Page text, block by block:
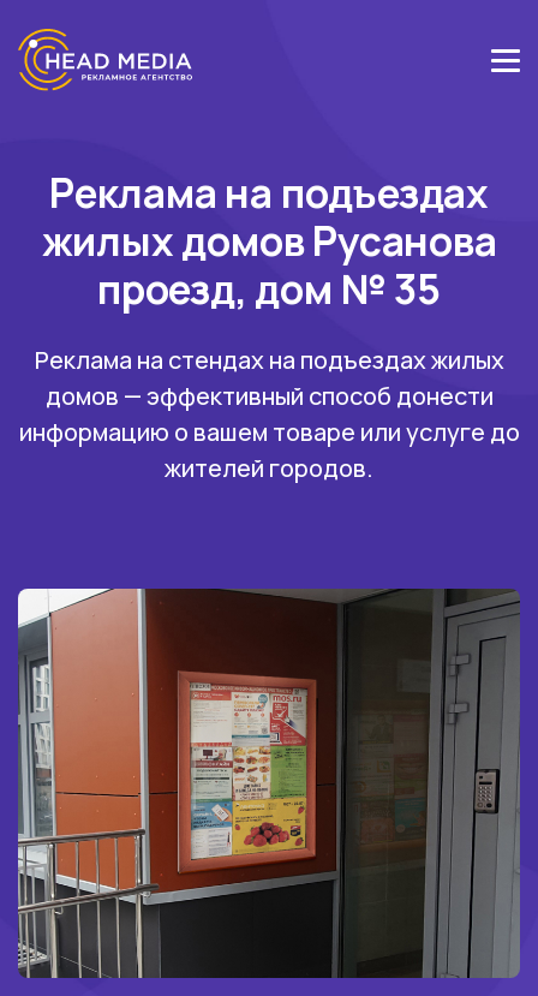
Реклама на подъездах
жилых домов Русанова
проезд, дом № 35
Реклама на стендах на подъездах жилых
домов — эффективный способ донести
информацию о вашем товаре или услуге до
жителей городов.